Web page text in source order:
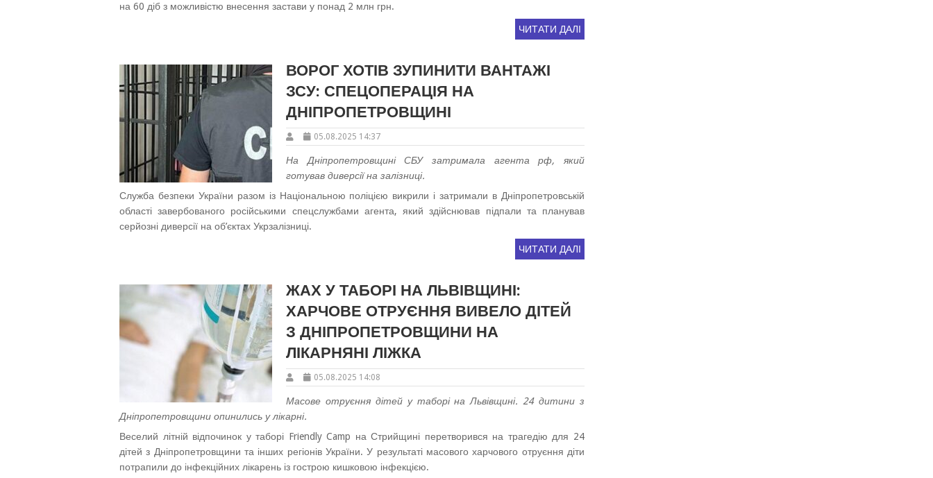
на 60 діб з можливістю внесення застави у понад 2 млн грн.
ЧИТАТИ ДАЛІ
ВОРОГ ХОТІВ ЗУПИНИТИ ВАНТАЖІ
ЗСУ: СПЕЦОПЕРАЦІЯ НА
ДНІПРОПЕТРОВЩИНІ
05.08.2025 14:37
На Дніпропетровщині СБУ затримала агента рф, який
готував диверсії на залізниці.
Служба безпеки України разом із Національною поліцією викрили і затримали в Дніпропетровській
області завербованого російськими спецслужбами агента, який здійснював підпали та планував
серйозні диверсії на об’єктах Укрзалізниці.
ЧИТАТИ ДАЛІ
ЖАХ У ТАБОРІ НА ЛЬВІВЩИНІ:
ХАРЧОВЕ ОТРУЄННЯ ВИВЕЛО ДІТЕЙ
З ДНІПРОПЕТРОВЩИНИ НА
ЛІКАРНЯНІ ЛІЖКА
05.08.2025 14:08
Масове отруєння дітей у таборі на Львівщині. 24 дитини з
Дніпропетровщини опинились у лікарні.
Веселий літній відпочинок у таборі Friendly Camp на Стрийщині перетворився на трагедію для 24
дітей з Дніпропетровщини та інших регіонів України. У результаті масового харчового отруєння діти
потрапили до інфекційних лікарень із гострою кишковою інфекцією.